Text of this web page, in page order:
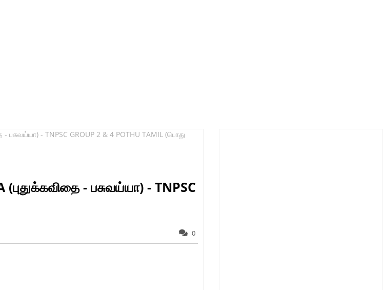
- பசுவய்யா) - TNPSC GROUP 2 & 4 POTHU TAMIL (பொது
- பசுவய்யா) - TNPSC
0